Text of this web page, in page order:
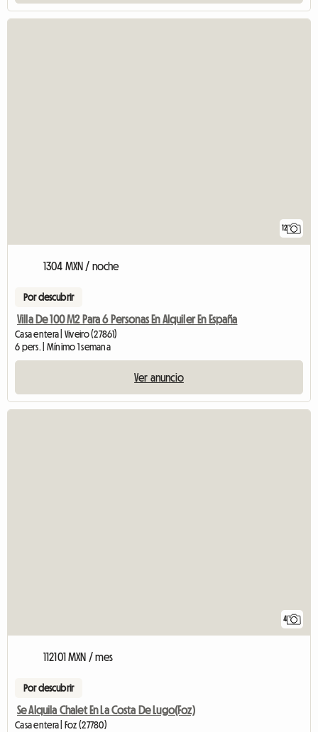
12
1304 MXN / noche
Por descubrir
Villa De 100 M2 Para 6 Personas En Alquiler En España
Casa entera | Viveiro (27861)
6 pers. | Mínimo 1 semana
Ver anuncio
4
112101 MXN / mes
Por descubrir
Se Alquila Chalet En La Costa De Lugo(Foz)
Casa entera | Foz (27780)